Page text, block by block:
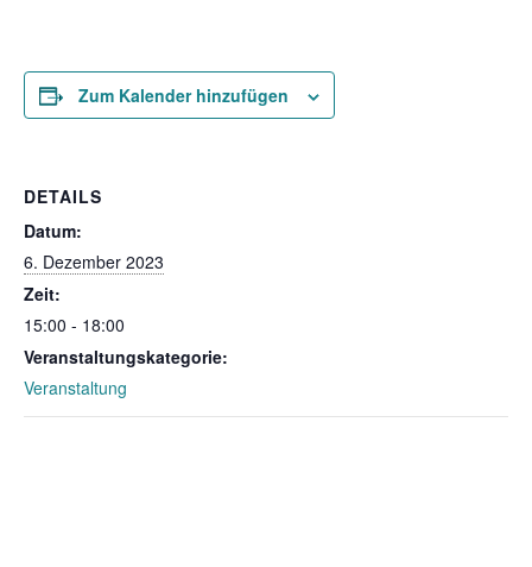
Zum Kalender hinzufügen
DETAILS
Datum:
6. Dezember 2023
Zeit:
15:00 - 18:00
Veranstaltungskategorie:
Veranstaltung